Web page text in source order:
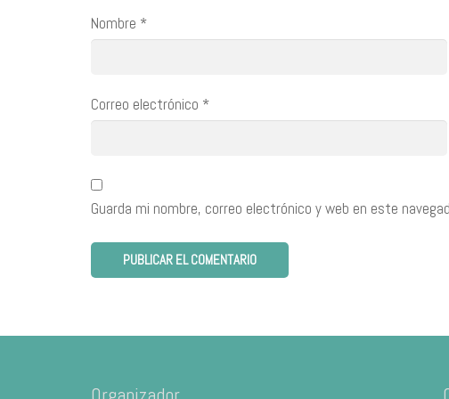
Nombre *
Correo electrónico *
Guarda mi nombre, correo electrónico y web en este